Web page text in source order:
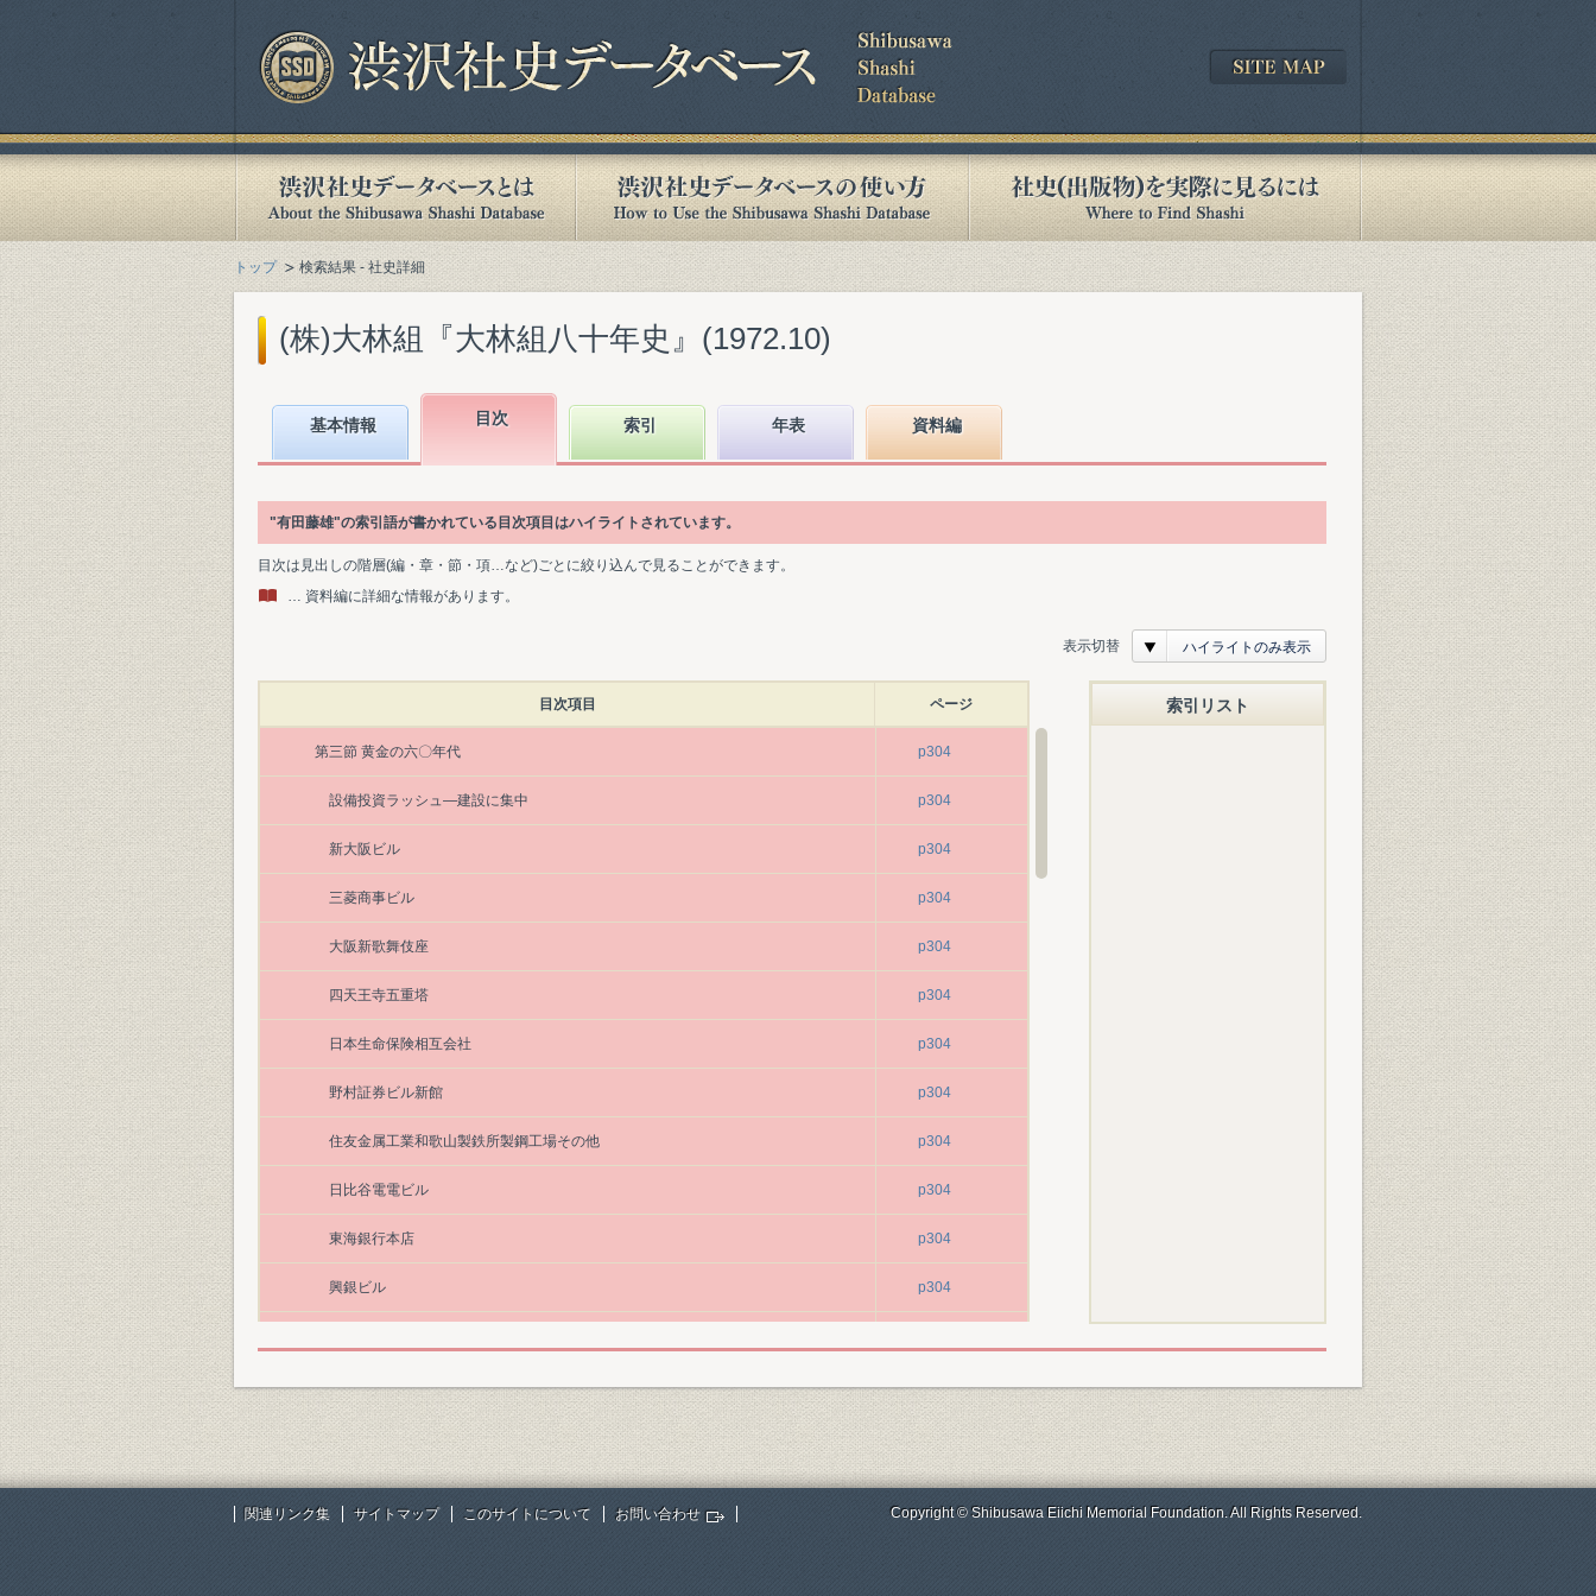
トップ 検索結果 - 社史詳細
(株)大林組『大林組八十年史』(1972.10)
基本情報 目次 索引 年表 資料編
"有田藤雄"の索引語が書かれている目次項目はハイライトされています。
目次は見出しの階層(編・章・節・項…など)ごとに絞り込んで見ることができます。
… 資料編に詳細な情報があります。
表示切替 ハイライトのみ表示
目次項目 ページ
第三節 黄金の六〇年代 p304
設備投資ラッシュ―建設に集中 p304
新大阪ビル p304
三菱商事ビル p304
大阪新歌舞伎座 p304
四天王寺五重塔 p304
日本生命保険相互会社 p304
野村証券ビル新館 p304
住友金属工業和歌山製鉄所製鋼工場その他 p304
日比谷電電ビル p304
東海銀行本店 p304
興銀ビル p304
太陽生命保険相互会社本社 p304
朝日麦酒東京大森工場 p304
日本生命日比谷ビル・日生劇場 p304
索引リスト
関連リンク集 サイトマップ このサイトについて お問い合わせ Copyright © Shibusawa Eiichi Memorial Foundation. All Rights Reserved.